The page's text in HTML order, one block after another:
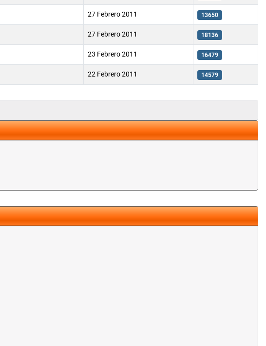
27 Febrero 2011 13650
27 Febrero 2011 18136
23 Febrero 2011 16479
22 Febrero 2011 14579